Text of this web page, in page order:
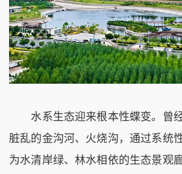
水系生态迎来根本性蝶变。曾
脏乱的金沟河、火烧沟，通过系统
为水清岸绿、林水相依的生态景观